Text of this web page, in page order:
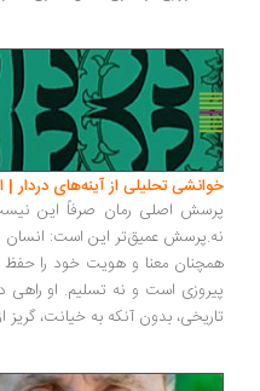
تحلیلی از آینه‌های دردار |
اصلی رمان صرفاً این نیست که
عمیق‌تر این است: انسان پس
معنا و هویت خود را حفظ کند؟...
است و نه تسلیم. او راهی دیگر
بدون آنکه به خیانت، گریز از